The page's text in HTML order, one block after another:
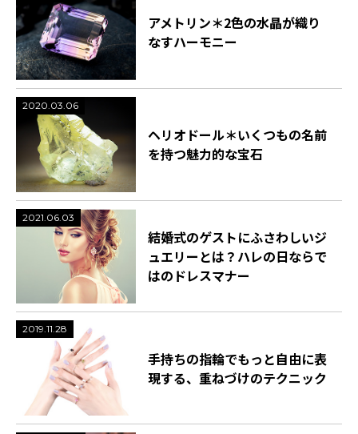
アメトリン＊2色の水晶が織り
なすハーモニー
2020.03.06
ヘリオドール＊いくつもの名前
を持つ魅力的な宝石
2021.06.03
結婚式のゲストにふさわしいジ
ュエリーとは？ハレの日ならで
はのドレスマナー
2019.11.28
手持ちの指輪でもっと自由に表
現する、重ねづけのテクニック